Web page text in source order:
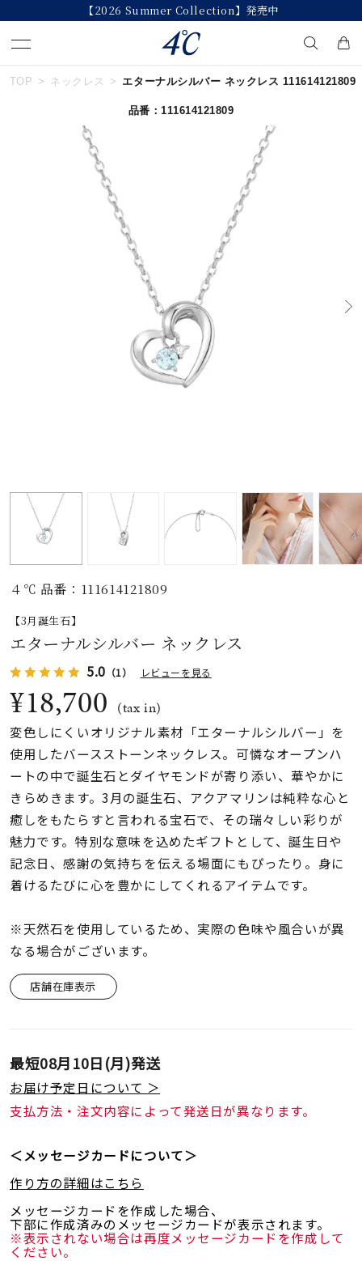
【2026 Summer Collection】発売中
キーワードで検索する
人気検索キーワード
#ダイヤモンド ネックレス
#エタニティ
誕生石
ト
着用シーン
コレクション
レディース
リングサイズ
～
リングサイズ
～
価格
在庫 在庫ありのみ
TOP ネックレス エターナルシルバー ネックレス 111614121809
品番：111614121809
４℃ 品番：111614121809
【3月誕生石】
エターナルシルバー ネックレス
5.0 （1） レビューを見る
¥18,700 (tax in)
変色しにくいオリジナル素材「エターナルシルバー」を
使用したバースストーンネックレス。可憐なオープンハ
ートの中で誕生石とダイヤモンドが寄り添い、華やかに
きらめきます。3月の誕生石、アクアマリンは純粋な心と
癒しをもたらすと言われる宝石で、その瑞々しい彩りが
魅力です。特別な意味を込めたギフトとして、誕生日や
記念日、感謝の気持ちを伝える場面にもぴったり。身に
着けるたびに心を豊かにしてくれるアイテムです。
※天然石を使用しているため、実際の色味や風合いが異
なる場合がございます。
店舗在庫表示
最短08月10日(月)発送
お届け予定日について ＞
支払方法・注文内容によって発送日が異なります。
＜メッセージカードについて＞
作り方の詳細はこちら
メッセージカードを作成した場合、
下部に作成済みのメッセージカードが表示されます。
※表示されない場合は再度メッセージカードを作成して
ください。